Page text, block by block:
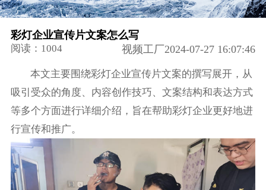
彩灯企业宣传片文案怎么写
阅读：1004 视频工厂2024-07-27 16:07:46
本文主要围绕彩灯企业宣传片文案的撰写展开，从
吸引受众的角度、内容创作技巧、文案结构和表达方式
等多个方面进行详细介绍，旨在帮助彩灯企业更好地进
行宣传和推广。